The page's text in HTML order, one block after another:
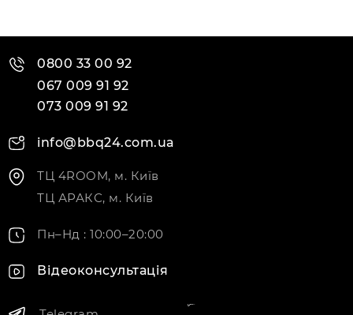
0800 33 00 92
067 009 91 92
073 009 91 92
info@bbq24.com.ua
ТЦ 4ROOM, м. Київ
ТЦ АРАКС, м. Київ
Пн–Нд : 10:00–20:00
Відеоконсультація